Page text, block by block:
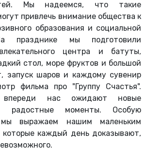
Мы надеемся, что такие
привлечь внимание общества к
образования и социальной
празднике мы подготовили
центра и батуты,
стол, море фруктов и большой
запуск шаров и каждому сувенир
фильма про "Группу Счастья".
впереди нас ожидают новые
радостные моменты. Особую
мы выражаем нашим маленьким
каждый день доказывают,